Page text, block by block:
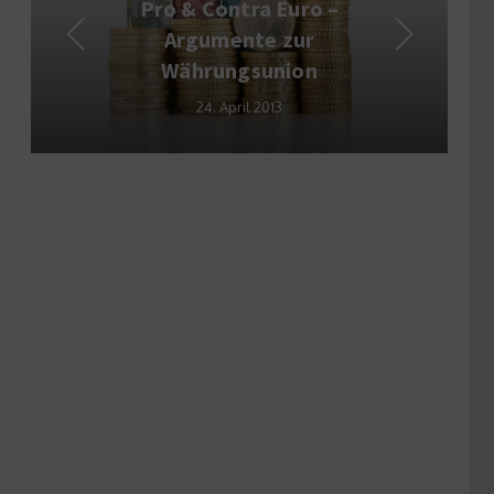
Kfz-Versicherung: Besser
Voll- oder Teilkasko?